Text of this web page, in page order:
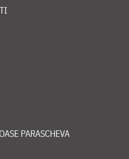
PARASCHEVA